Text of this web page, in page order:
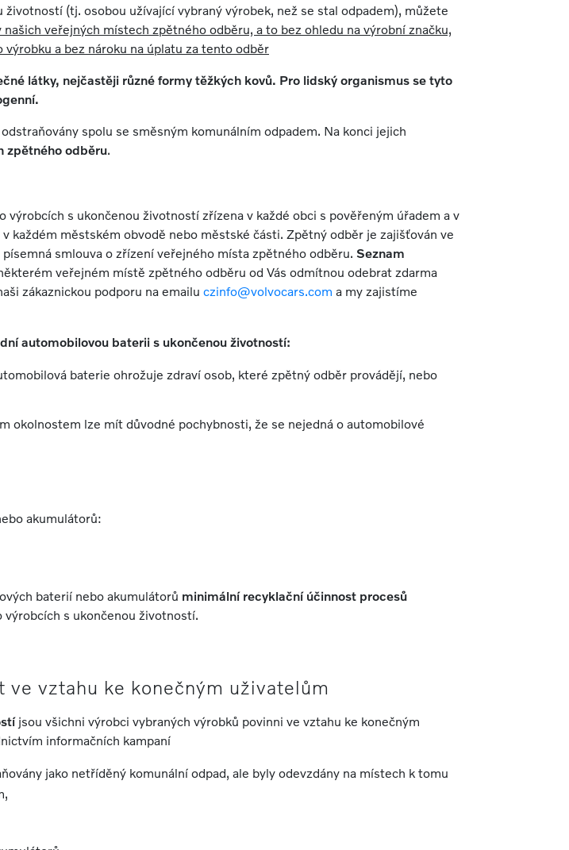
(tj. osobou užívající vybraný výrobek, než se stal odpadem), můžete
veřejných místech zpětného odběru, a to bez ohledu na výrobní značku,
a bez nároku na úplatu za tento odběr
látky, nejčastěji různé formy těžkých kovů. Pro lidský organismus se tyto
spolu se směsným komunálním odpadem. Na konci jejich
zpětného odběru.
s ukončenou životností zřízena v každé obci s pověřeným úřadem a v
každém městském obvodě nebo městské části. Zpětný odběr je zajišťován ve
smlouva o zřízení veřejného místa zpětného odběru. Seznam
veřejném místě zpětného odběru od Vás odmítnou odebrat zdarma
zákaznickou podporu na emailu czinfo@volvocars.com a my zajistíme
automobilovou baterii s ukončenou životností:
baterie ohrožuje zdraví osob, které zpětný odběr provádějí, nebo
okolnostem lze mít důvodné pochybnosti, že se nejedná o automobilové
akumulátorů:
baterií nebo akumulátorů minimální recyklační účinnost procesů
výrobcích s ukončenou životností.
vztahu ke konečným uživatelům
jsou všichni výrobci vybraných výrobků povinni ve vztahu ke konečným
informačních kampaní
jako netříděný komunální odpad, ale byly odevzdány na místech k tomu